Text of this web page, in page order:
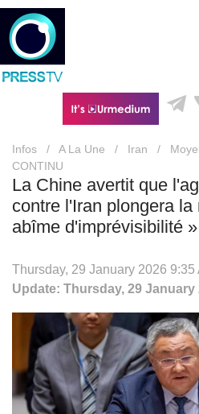
Infos / A La Une / Iran /
CONTINU
La Chine avertit que
contre l'Iran plongera
abîme d'imprévisibilité »
Thursday, 29 January 2026 9:35
Update: Thursday, 29 January